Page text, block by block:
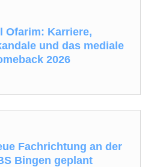
Ofarim: Karriere,
und das mediale
2026
Fachrichtung an der
Bingen geplant